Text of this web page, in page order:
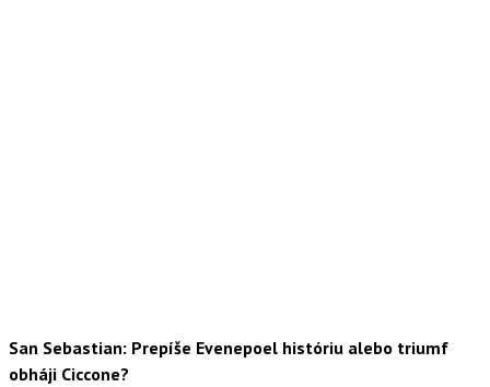
San Sebastian: Prepíše Evenepoel históriu alebo triumf
obháji Ciccone?